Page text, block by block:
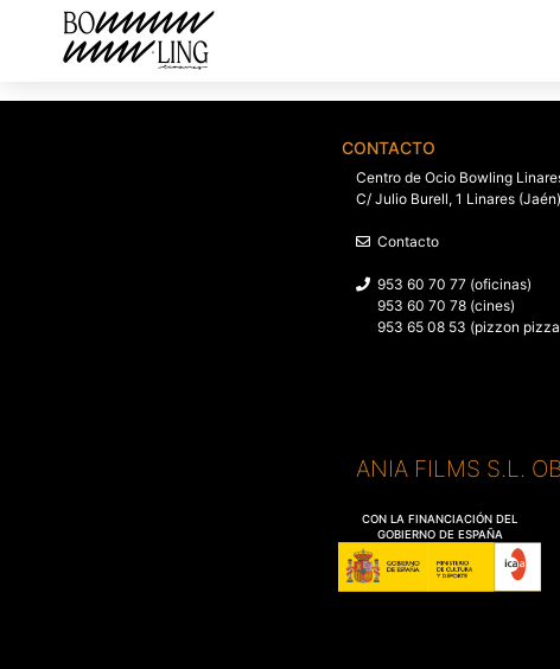
CONTACTO
Centro de Ocio Bowling
C/ Julio Burell, 1 Linares (Jaén)
Contacto
953 60 70 77 (oficinas)
953 60 70 78 (cines)
953 65 08 53 (pizzon
ANIA FILMS S.L.
CON LA FINANCIACIÓN DEL
GOBIERNO DE ESPAÑA